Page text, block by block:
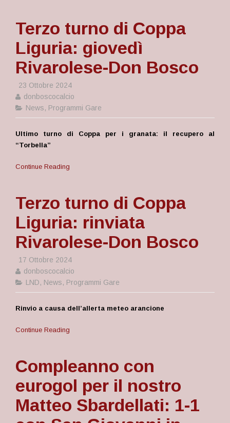
Terzo turno di Coppa
Liguria: giovedì
Rivarolese-Don Bosco
23 Ottobre 2024
donboscocalcio
News, Programmi Gare
Ultimo turno di Coppa per i granata: il recupero al
“Torbella”
Continue Reading
Terzo turno di Coppa
Liguria: rinviata
Rivarolese-Don Bosco
17 Ottobre 2024
donboscocalcio
LND, News, Programmi Gare
Rinvio a causa dell’allerta meteo arancione
Continue Reading
Compleanno con
eurogol per il nostro
Matteo Sbardellati: 1-1